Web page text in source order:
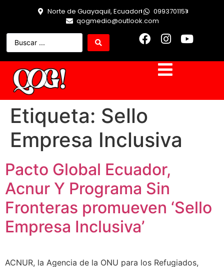
Norte de Guayaquil, Ecuador
0993701151
qogmedio@outlook.com
Etiqueta: Sello
Empresa Inclusiva
Pacto Global Ecuador,
Acnur Y Programa Sin
Fronteras promueven ‘Sello
Empresa Inclusiva’
ACNUR, la Agencia de la ONU para los Refugiados,